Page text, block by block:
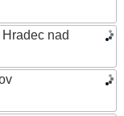
nad